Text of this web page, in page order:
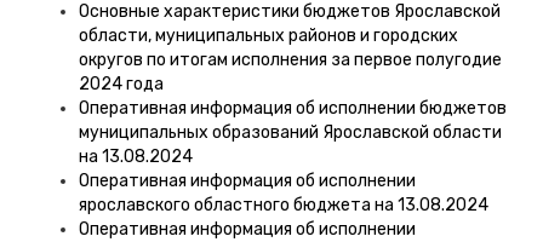
Основные характеристики бюджетов Ярославской
области, муниципальных районов и городских
округов по итогам исполнения за первое полугодие
2024 года
Оперативная информация об исполнении бюджетов
муниципальных образований Ярославской области
на 13.08.2024
Оперативная информация об исполнении
ярославского областного бюджета на 13.08.2024
Оперативная информация об исполнении